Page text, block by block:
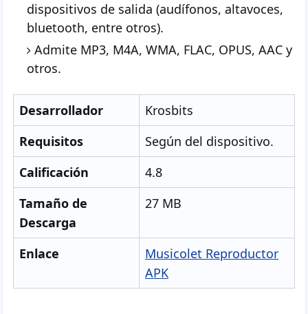
dispositivos de salida (audífonos, altavoces,
bluetooth, entre otros).
Admite MP3, M4A, WMA, FLAC, OPUS, AAC y
otros.
Desarrollador
Krosbits
Requisitos
Según del dispositivo.
Calificación
4.8
Tamaño de
Descarga
27 MB
Enlace
Musicolet Reproductor
APK